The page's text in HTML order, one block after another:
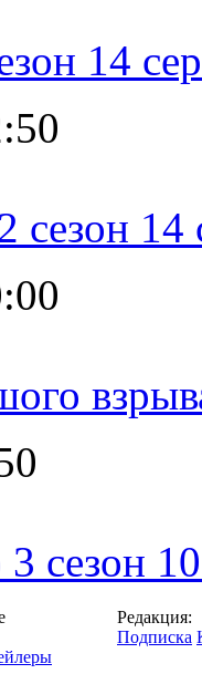
14
сезон 14
сезон
Редакция:
Подписка